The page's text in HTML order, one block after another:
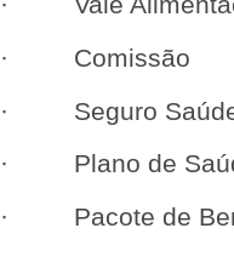
· Comissão
· Seguro
· Plano de
· Pacote de